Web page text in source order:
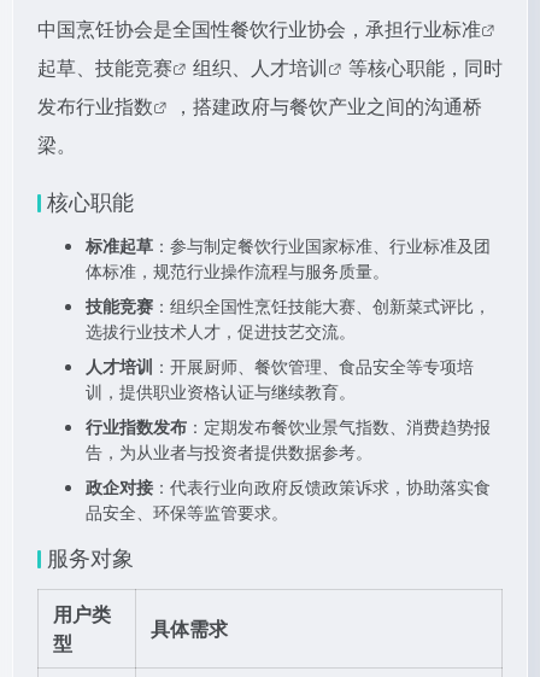
中国烹饪协会是全国性餐饮行业协会，承担行业标准
起草、 技能竞赛 组织、 人才培训
等核心职能，同时
发布行业指数
，搭建政府与餐饮产业之间的沟通桥
梁。
核心职能
标准起草 ：参与制定餐饮行业国家标准、行业标准及团
体标准，规范行业操作流程与服务质量。
技能竞赛 ：组织全国性烹饪技能大赛、创新菜式评比，
选拔行业技术人才，促进技艺交流。
人才培训 ：开展厨师、餐饮管理、食品安全等专项培
训，提供职业资格认证与继续教育。
行业指数发布 ：定期发布餐饮业景气指数、消费趋势报
告，为从业者与投资者提供数据参考。
政企对接 ：代表行业向政府反馈政策诉求，协助落实食
品安全、环保等监管要求。
服务对象
用户类
型
具体需求